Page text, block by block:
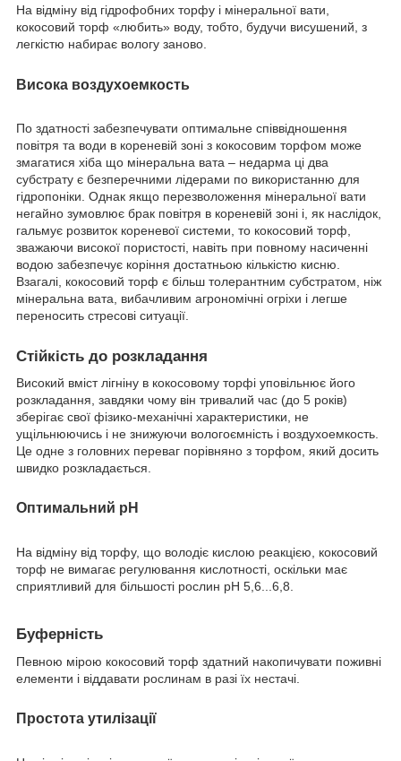
На відміну від гідрофобних торфу і мінеральної вати,
кокосовий торф «любить» воду, тобто, будучи висушений, з
легкістю набирає вологу заново.
Висока воздухоемкость
По здатності забезпечувати оптимальне співвідношення
повітря та води в кореневій зоні з кокосовим торфом може
змагатися хіба що мінеральна вата – недарма ці два
субстрату є безперечними лідерами по використанню для
гідропоніки. Однак якщо перезволоження мінеральної вати
негайно зумовлює брак повітря в кореневій зоні і, як наслідок,
гальмує розвиток кореневої системи, то кокосовий торф,
зважаючи високої пористості, навіть при повному насиченні
водою забезпечує коріння достатньою кількістю кисню.
Взагалі, кокосовий торф є більш толерантним субстратом, ніж
мінеральна вата, вибачливим агрономічні огріхи і легше
переносить стресові ситуації.
Стійкість до розкладання
Високий вміст лігніну в кокосовому торфі уповільнює його
розкладання, завдяки чому він тривалий час (до 5 років)
зберігає свої фізико-механічні характеристики, не
ущільнюючись і не знижуючи вологоємність і воздухоемкость.
Це одне з головних переваг порівняно з торфом, який досить
швидко розкладається.
Оптимальний рН
На відміну від торфу, що володіє кислою реакцією, кокосовий
торф не вимагає регулювання кислотності, оскільки має
сприятливий для більшості рослин рН 5,6...6,8.
Буферність
Певною мірою кокосовий торф здатний накопичувати поживні
елементи і віддавати рослинам в разі їх нестачі.
Простота утилізації